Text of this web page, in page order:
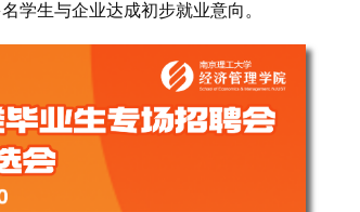
学生与企业达成初步就业意向。